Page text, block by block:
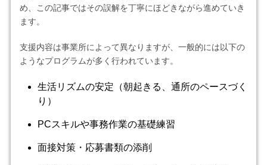
め、この記事ではその誤解を丁寧にほどきながら進めていき
ます。
支援内容は事業所によって異なりますが、一般的には以下の
ようなプログラムが多く行われています。
生活リズムの安定（朝起きる、通所のペースづく
り）
PCスキルや事務作業の基礎練習
面接対策・応募書類の添削